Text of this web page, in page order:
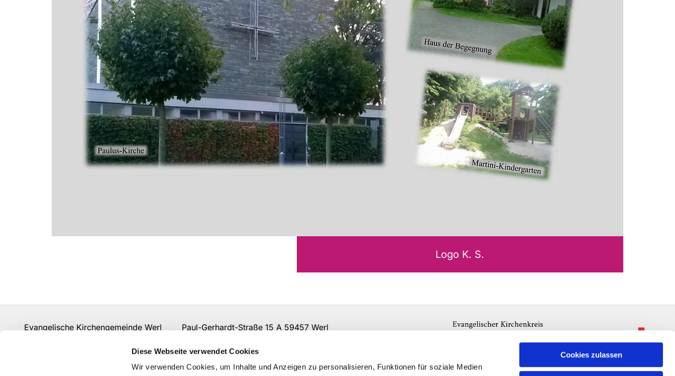
Diese Webseite verwendet Cookies
Wir verwenden Cookies, um Inhalte und Anzeigen zu personalisieren, Funktionen für soziale Medien
Cookies zulassen
Logo K. S.
Evangelische Kirchengemeinde Werl Paul-Gerhardt-Straße 15 A 59457 Werl